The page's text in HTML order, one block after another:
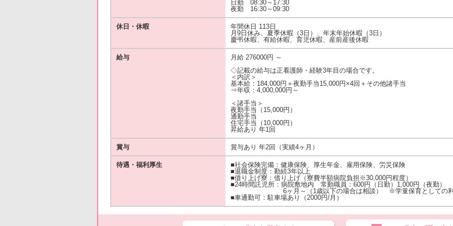
日勤 08:30～17:30
夜勤 16:30～09:30
休日・休暇
年間休日 113日
月9日休み、夏季休暇（3日）、年末年始休暇（3日）
慶弔休暇、有給休暇、育児休暇、産前産後休暇
給与
月給 276000円 ～
◇記載の給与は正看護師・経験3年目の場合です。
＜内訳＞
基本給：184,000円＋夜勤手当15,000円×4回＋その他諸手当
⇒年収：4,000,000円～
＜諸手当＞
夜勤手当（15,000円）
通勤手当
住宅手当（10,000円）
昇給あり 年1回
賞与 賞与あり 年2回（実績4ヶ月）
待遇・福利厚生
■社会保険完備：健康保険、厚生年金、雇用保険、労災保険
■退職金制度：勤続3年以上
■借り上げ寮：借り上げ（寮費半額病院負担※30,000円程度）
■24時間託児所：病院敷地内 常勤職員：600円（日勤）1,000円（夜勤）
6ヶ月～（1歳以下の場合は相談） ※学童保育としての利
■車通勤可：駐車場あり（2000円/月）